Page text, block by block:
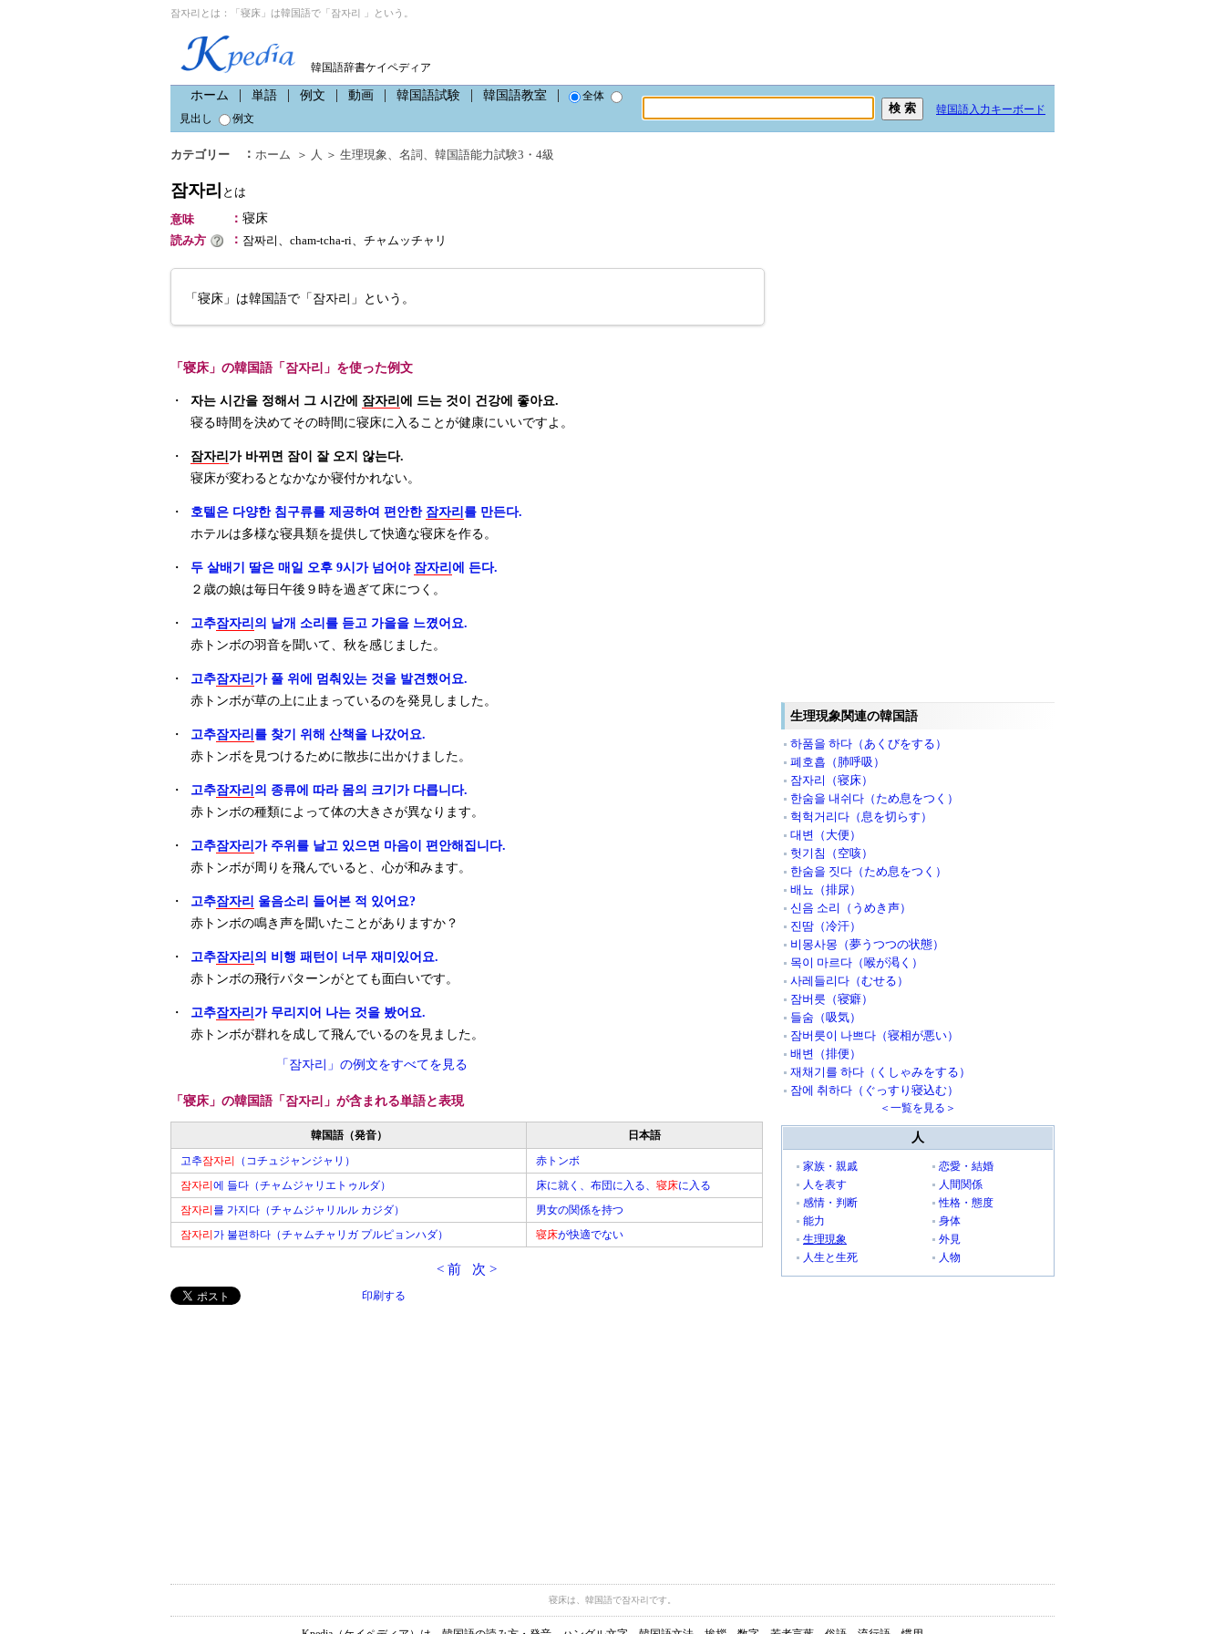
잠자리とは：「寝床」は韓国語で「잠자리 」という。
韓国語辞書ケイペディア
ホーム 単語 例文 動画 韓国語試験 韓国語教室
全体
見出し
例文
韓国語入力キーボード
カテゴリー ： ホーム ＞ 人 ＞ 生理現象、 名詞 、 韓国語能力試験3・4級
잠자리 とは
意味
： 寝床
読み方
： 잠짜리、cham-tcha-ri、チャムッチャリ
「寝床」は韓国語で「잠자리」という。
「寝床」の韓国語「잠자리」を使った例文
・ 자는 시간을 정해서 그 시간에 잠자리 에 드는 것이 건강에 좋아요.
寝る時間を決めてその時間に寝床に入ることが健康にいいですよ。
・ 잠자리 가 바뀌면 잠이 잘 오지 않는다.
寝床が変わるとなかなか寝付かれない。
・ 호텔은 다양한 침구류를 제공하여 편안한 잠자리 를 만든다.
ホテルは多様な寝具類を提供して快適な寝床を作る。
・ 두 살배기 딸은 매일 오후 9시가 넘어야 잠자리 에 든다.
２歳の娘は毎日午後９時を過ぎて床につく。
・ 고추잠자리 의 날개 소리를 듣고 가을을 느꼈어요.
赤トンボの羽音を聞いて、秋を感じました。
・ 고추잠자리 가 풀 위에 멈춰있는 것을 발견했어요.
赤トンボが草の上に止まっているのを発見しました。
・ 고추잠자리 를 찾기 위해 산책을 나갔어요.
赤トンボを見つけるために散歩に出かけました。
・ 고추잠자리 의 종류에 따라 몸의 크기가 다릅니다.
赤トンボの種類によって体の大きさが異なります。
・ 고추잠자리 가 주위를 날고 있으면 마음이 편안해집니다.
赤トンボが周りを飛んでいると、心が和みます。
・ 고추잠자리 울음소리 들어본 적 있어요?
赤トンボの鳴き声を聞いたことがありますか？
・ 고추잠자리 의 비행 패턴이 너무 재미있어요.
赤トンボの飛行パターンがとても面白いです。
・ 고추잠자리 가 무리지어 나는 것을 봤어요.
赤トンボが群れを成して飛んでいるのを見ました。
「잠자리」の例文をすべてを見る
「寝床」の韓国語「잠자리」が含まれる単語と表現
韓国語（発音）
日本語
고추잠자리 （コチュジャンジャリ）
赤トンボ
잠자리 에 들다（チャムジャリエトゥルダ） 床に就く、布団に入る、 寝床に入る
잠자리 를 가지다（チャムジャリルル カジダ）
男女の関係を持つ
잠자리 가 불편하다（チャムチャリガ プルピョンハダ） 寝床が快適でない
< 前 次 >
印刷する
生理現象関連の韓国語
하품을 하다（あくびをする）
폐호흡（肺呼吸）
잠자리（寝床）
한숨을 내쉬다（ため息をつく）
헉헉거리다（息を切らす）
대변（大便）
헛기침（空咳）
한숨을 짓다（ため息をつく）
배뇨（排尿）
신음 소리（うめき声）
진땀（冷汗）
비몽사몽（夢うつつの状態）
목이 마르다（喉が渇く）
사레들리다（むせる）
잠버릇（寝癖）
들숨（吸気）
잠버릇이 나쁘다（寝相が悪い）
배변（排便）
재채기를 하다（くしゃみをする）
잠에 취하다（ぐっすり寝込む）
＜一覧を見る＞
人
家族・親戚
恋愛・結婚
人を表す
人間関係
感情・判断
性格・態度
能力
身体
生理現象
外見
人生と生死
人物
寝床は、韓国語で잠자리です。